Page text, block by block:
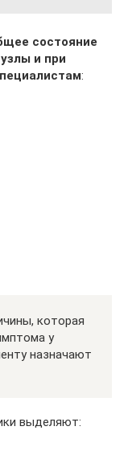
состояние
и при
:
которая
у
назначают
выделяют: